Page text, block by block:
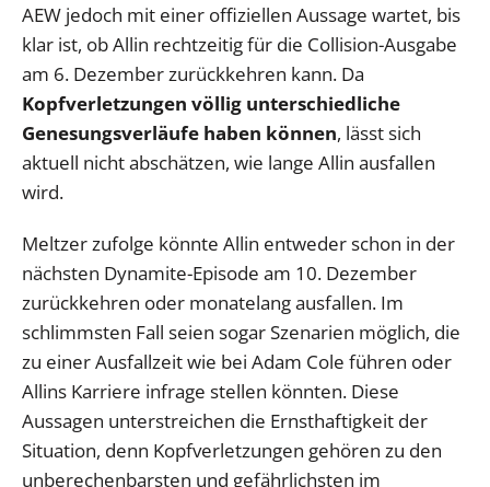
AEW jedoch mit einer offiziellen Aussage wartet, bis
klar ist, ob Allin rechtzeitig für die Collision-Ausgabe
am 6. Dezember zurückkehren kann. Da
Kopfverletzungen völlig unterschiedliche
Genesungsverläufe haben können, lässt sich
aktuell nicht abschätzen, wie lange Allin ausfallen
wird.
Meltzer zufolge könnte Allin entweder schon in der
nächsten Dynamite-Episode am 10. Dezember
zurückkehren oder monatelang ausfallen. Im
schlimmsten Fall seien sogar Szenarien möglich, die
zu einer Ausfallzeit wie bei Adam Cole führen oder
Allins Karriere infrage stellen könnten. Diese
Aussagen unterstreichen die Ernsthaftigkeit der
Situation, denn Kopfverletzungen gehören zu den
unberechenbarsten und gefährlichsten im